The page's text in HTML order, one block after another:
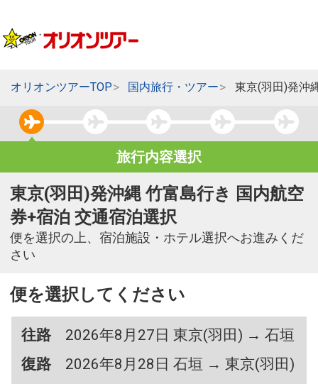
オリオンツアーTOP 国内旅行・ツアー 東京(羽田)発沖
旅行内容選択
東京(羽田)発沖縄 竹富島行き 国内航空
券+宿泊 交通宿泊選択
便を選択の上、宿泊施設・ホテル選択へお進みくだ
さい
便を選択してください
往路
2026年8月27日 東京(羽田) → 石垣
復路
2026年8月28日 石垣 → 東京(羽田)